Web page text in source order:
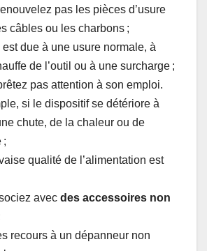
pas les pièces d’usure
câbles ou les charbons ;
est due à une usure normale, à
de l’outil ou à une surcharge ;
pas attention à son emploi.
si le dispositif se détériore à
chute, de la chaleur ou de
;
qualité de l’alimentation est
avec des accessoires non
recours à un dépanneur non